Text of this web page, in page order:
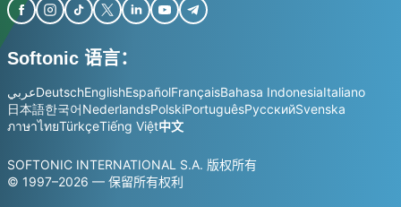
Softonic 语言：
عربيDeutschEnglishEspañolFrançaisBahasa IndonesiaItaliano
日本語한국어NederlandsPolskiPortuguêsРусскийSvenska
ภาษาไทยTürkçeTiếng Việt中文
SOFTONIC INTERNATIONAL S.A. 版权所有
© 1997–2026 — 保留所有权利